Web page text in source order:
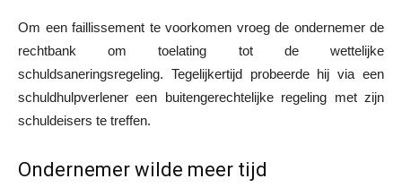
Om een faillissement te voorkomen vroeg de ondernemer de
rechtbank om toelating tot de wettelijke
schuldsaneringsregeling. Tegelijkertijd probeerde hij via een
schuldhulpverlener een buitengerechtelijke regeling met zijn
schuldeisers te treffen.
Ondernemer wilde meer tijd